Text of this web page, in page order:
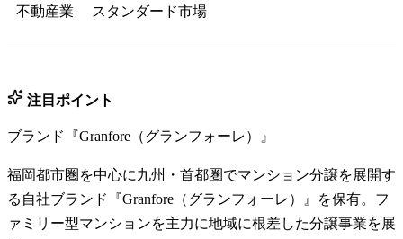
不動産業 スタンダード市場
注目ポイント
ブランド『Granfore（グランフォーレ）』
福岡都市圏を中心に九州・首都圏でマンション分譲を展開す
る自社ブランド『Granfore（グランフォーレ）』を保有。フ
ァミリー型マンションを主力に地域に根差した分譲事業を展